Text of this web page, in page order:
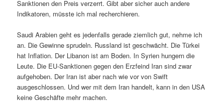
Sanktionen den Preis verzerrt. Gibt aber sicher auch andere
Indikatoren, müsste ich mal recherchieren.
Saudi Arabien geht es jedenfalls gerade ziemlich gut, nehme ich
an. Die Gewinne sprudeln. Russland ist geschwächt. Die Türkei
hat Inflation. Der Libanon ist am Boden. In Syrien hungern die
Leute. Die EU-Sanktionen gegen den Erzfeind Iran sind zwar
aufgehoben. Der Iran ist aber nach wie vor von Swift
ausgeschlossen. Und wer mit dem Iran handelt, kann in den USA
keine Geschäfte mehr machen.